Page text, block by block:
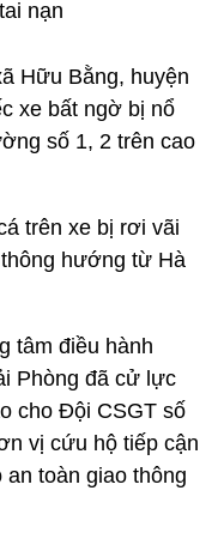
nạn
Hữu Bằng, huyện
xe bất ngờ bị nổ
số 1, 2 trên cao
trên xe bị rơi vãi
hướng từ Hà
tâm điều hành
Phòng đã cử lực
cho Đội CSGT số
vị cứu hộ tiếp cận
toàn giao thông